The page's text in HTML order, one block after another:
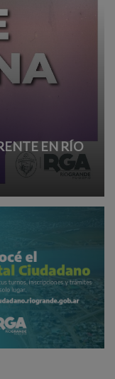
EN RÍO